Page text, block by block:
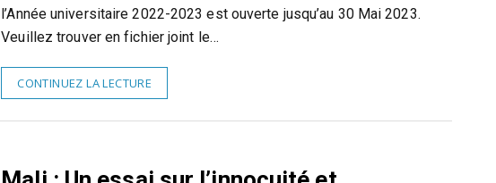
l’Année universitaire 2022-2023 est ouverte jusqu’au 30 Mai 2023.
Veuillez trouver en fichier joint le…
CONTINUEZ LA LECTURE